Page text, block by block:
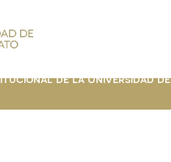
de la Universidad de